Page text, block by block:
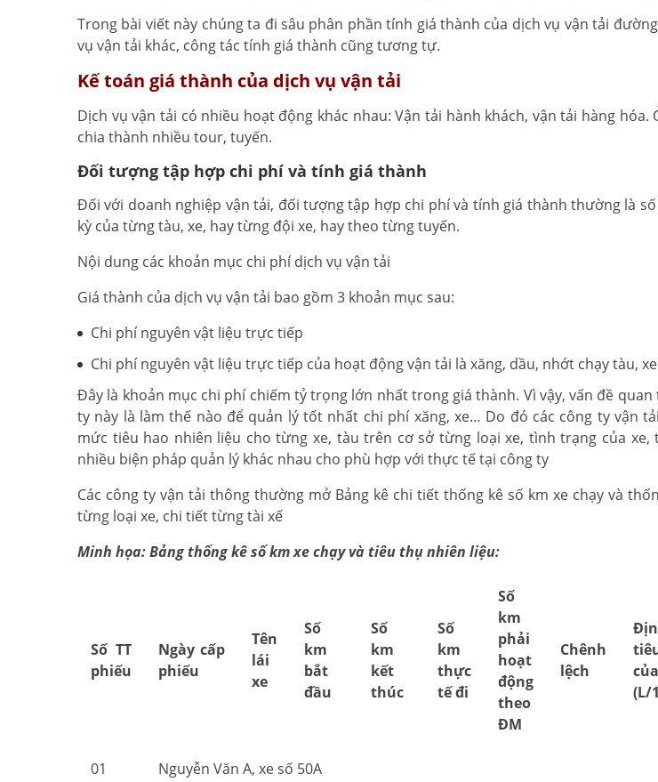
Trong bài viết này chúng ta đi sâu phân phần tính giá thành của dịch vụ vận tải
vụ vận tải khác, công tác tính giá thành cũng tương tự.
Kế toán giá thành của dịch vụ vận tải
Dịch vụ vận tải có nhiều hoạt động khác nhau: Vận tải hành khách, vận tải hàng
chia thành nhiều tour, tuyến.
Đối tượng tập hợp chi phí và tính giá thành
Đối với doanh nghiệp vận tải, đối tượng tập hợp chi phí và tính giá thành thường là
kỳ của từng tàu, xe, hay từng đội xe, hay theo từng tuyến.
Nội dung các khoản mục chi phí dịch vụ vận tải
Giá thành của dịch vụ vận tải bao gồm 3 khoản mục sau:
Chi phí nguyên vật liệu trực tiếp
Chi phí nguyên vật liệu trực tiếp của hoạt động vận tải là xăng, dầu, nhớt chạy tàu,
Đây là khoản mục chi phí chiếm tỷ trọng lớn nhất trong giá thành. Vì vậy, vấn đề
ty này là làm thế nào để quản lý tốt nhất chi phí xăng, xe… Do đó các công ty vận
mức tiêu hao nhiên liệu cho từng xe, tàu trên cơ sở từng loại xe, tình trạng của xe,
nhiều biện pháp quản lý khác nhau cho phù hợp với thực tế tại công ty
Các công ty vận tải thông thường mở Bảng kê chi tiết thống kê số km xe chạy và
từng loại xe, chi tiết từng tài xế
Minh họa: Bảng thống kê số km xe chạy và tiêu thụ nhiên liệu:
Số TT
phiếu
Ngày cấp
phiếu
Tên
lái
xe
Số
km
bắt
đầu
Số
km
kết
thúc
Số
km
thực
tế đi
Số
km
phải
hoạt
động
theo
ĐM
Chênh
lệch
(L/
01 Nguyễn Văn A, xe số 50A